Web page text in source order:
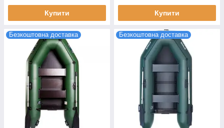
Купити Купити
Безкоштовна доставка Безкоштовна доставка